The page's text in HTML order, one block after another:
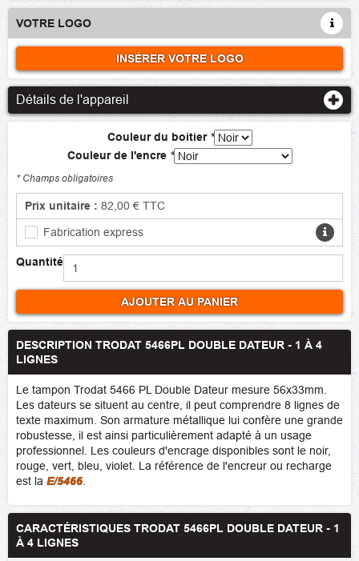
VOTRE LOGO
INSÉRER VOTRE LOGO
Détails de l'appareil
Couleur du boitier *
Couleur de l'encre *
* Champs obligatoires
Prix unitaire : 82,00 € TTC
Fabrication express
Quantité
AJOUTER AU PANIER
DESCRIPTION TRODAT 5466PL DOUBLE DATEUR - 1 À 4
LIGNES
Le tampon Trodat 5466 PL Double Dateur mesure 56x33mm.
Les dateurs se situent au centre, il peut comprendre 8 lignes de
texte maximum. Son armature métallique lui confère une grande
robustesse, il est ainsi particulièrement adapté à un usage
professionnel. Les couleurs d'encrage disponibles sont le noir,
rouge, vert, bleu, violet. La référence de l'encreur ou recharge
est la E/5466
CARACTÉRISTIQUES TRODAT 5466PL DOUBLE DATEUR - 1
À 4 LIGNES